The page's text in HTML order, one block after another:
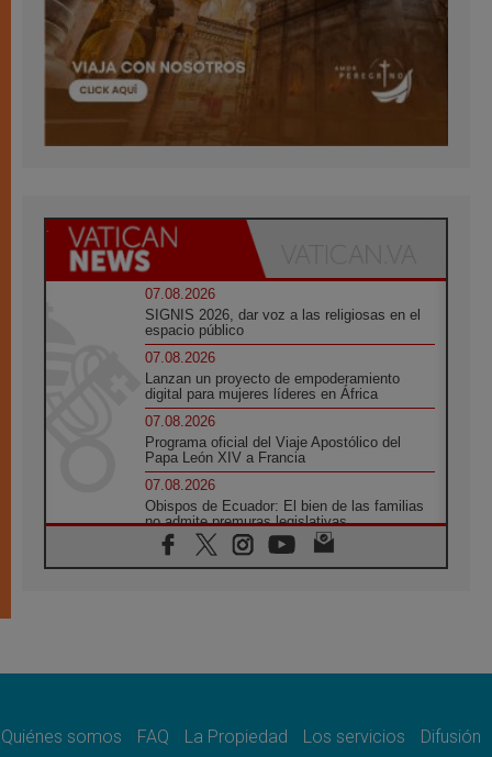
07.08.2026
SIGNIS 2026, dar voz a las religiosas en el
espacio público
07.08.2026
Lanzan un proyecto de empoderamiento
digital para mujeres líderes en África
07.08.2026
Programa oficial del Viaje Apostólico del
Papa León XIV a Francia
07.08.2026
Obispos de Ecuador: El bien de las familias
no admite premuras legislativas
06.08.2026
Cardenal Parolin: La paz comienza con la
06.08.2026
06.08.2026
Quiénes somos FAQ La Propiedad Los servicios Difusión